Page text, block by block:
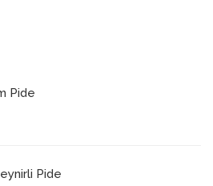
Pide
Pide